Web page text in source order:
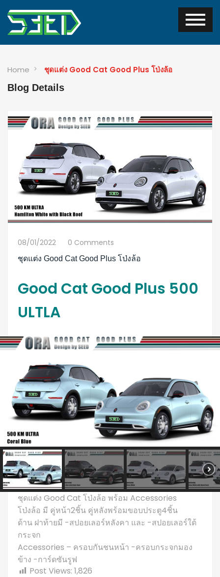
Home ชุดแต่ง Good Cat Good Plus โป่งล้อ
Blog Details
08/01/2022 0 Comments
ชุดแต่ง Good Cat Good Plus โป่งล้อ
Good Cat Good Plus 500
ULTLA
ชุดแต่ง Good Cat โป่งล้อ พร้อม Accessories
โป่งล้อ มี คู่หน้า2ชิ้น คู่หลังพร้อมขอบประตู4ชิ้น
ด้าน ฝาท้ายมี -สปอยเลอร์หลังคา และ -สปอยเลอร์ใต้
กระจก
Accessories – ครอบกันชนหน้า -ครอบกระจกมอง
ข้าง -การ์ดซันรูฟ
Post Views: 1,826